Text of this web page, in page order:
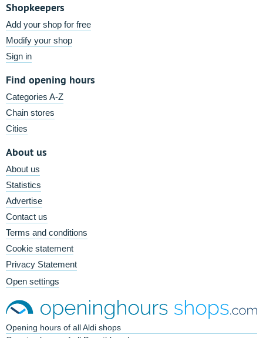
Shopkeepers
Add your shop for free
Modify your shop
Sign in
Find opening hours
Categories A-Z
Chain stores
Cities
About us
About us
Statistics
Advertise
Contact us
Terms and conditions
Cookie statement
Privacy Statement
Open settings
Opening hours of all Aldi shops